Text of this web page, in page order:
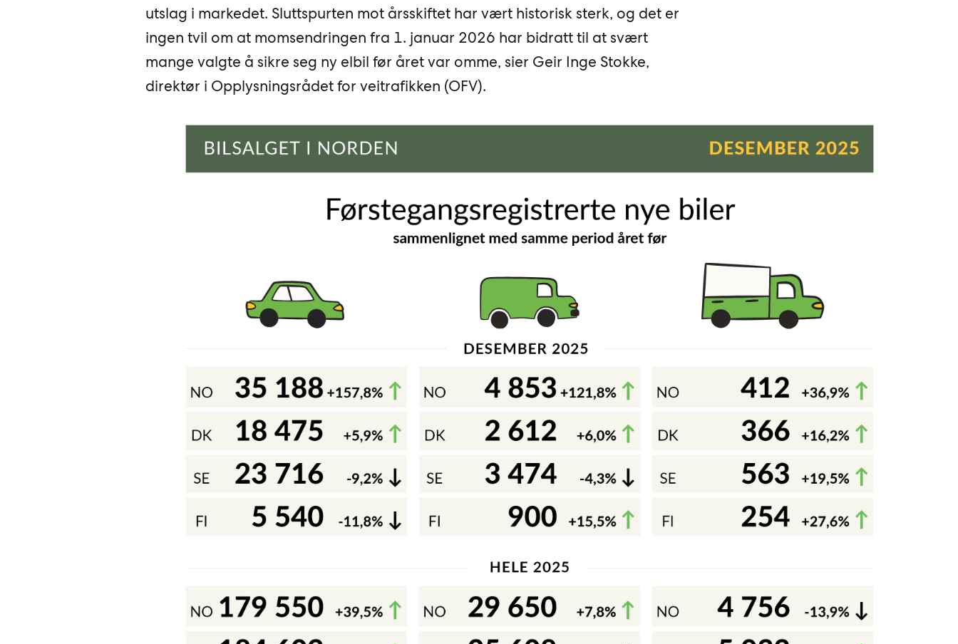
utslag i markedet. Sluttspurten mot årsskiftet har vært historisk sterk, og det er
ingen tvil om at momsendringen fra 1. januar 2026 har bidratt til at svært
mange valgte å sikre seg ny elbil før året var omme, sier Geir Inge Stokke,
direktør i Opplysningsrådet for veitrafikken (OFV).